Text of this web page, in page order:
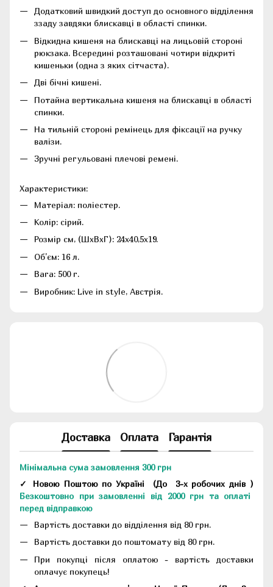
Додатковий швидкий доступ до основного відділення
ззаду завдяки блискавці в області спинки.
Відкидна кишеня на блискавці на лицьовій стороні
рюкзака. Всередині розташовані чотири відкриті
кишеньки (одна з яких сітчаста).
Дві бічні кишені.
Потайна вертикальна кишеня на блискавці в області
спинки.
На тильній стороні ремінець для фіксації на ручку
валізи.
Зручні регульовані плечові ремені.
Характеристики:
Матеріал: поліестер.
Колір: сірий.
Розмір см, (ШхВхГ): 24х40,5х19.
Об'єм: 16 л.
Вага: 500 г.
Виробник: Live in style, Австрія.
Доставка Оплата Гарантія
Мінімальна сума замовлення 300 грн
✓ Новою Поштою по Україні (До 3-х робочих днів )
Безкоштовно при замовленні від 2000 грн та оплаті
перед відправкою
Вартість доставки до відділення від 80 грн.
Вартість доставки до поштомату від 80 грн.
При покупці після оплатою - вартість доставки
оплачує покупець!